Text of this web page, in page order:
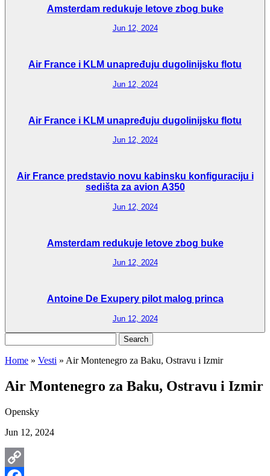
Amsterdam redukuje letove zbog buke
Jun 12, 2024
Air France i KLM unapređuju dugolinijsku flotu
Jun 12, 2024
Air France i KLM unapređuju dugolinijsku flotu
Jun 12, 2024
Air France predstavio novu kabinsku konfiguraciju i
sedišta za avion A350
Jun 12, 2024
Amsterdam redukuje letove zbog buke
Jun 12, 2024
Antoine De Exupery pilot malog princa
Jun 12, 2024
for:
Home » Vesti » Air Montenegro za Baku, Ostravu i Izmir
Air Montenegro za Baku, Ostravu i Izmir
Opensky
Jun 12, 2024